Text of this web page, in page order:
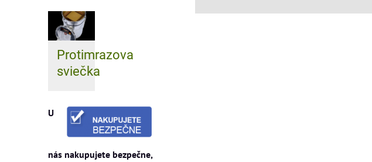
Protimrazova
sviečka
U
nás nakupujete bezpečne,